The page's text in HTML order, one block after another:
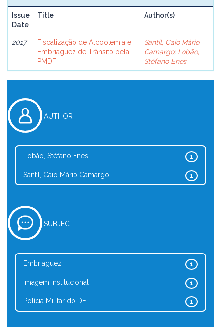
Issue
Date
Title Author(s)
2017
Fiscalização de Alcoolemia e
Embriaguez de Trânsito pela
PMDF
Santil, Caio Mário
Camargo; Lobão,
Stéfano Enes
AUTHOR
1
Lobão, Stéfano Enes
1
Santil, Caio Mário Camargo
SUBJECT
1
Embriaguez
1
Imagem Institucional
1
Polícia Militar do DF